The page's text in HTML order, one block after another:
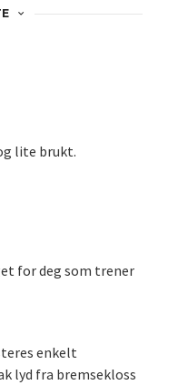
lite brukt.
for deg som trener
enkelt
lyd fra bremsekloss